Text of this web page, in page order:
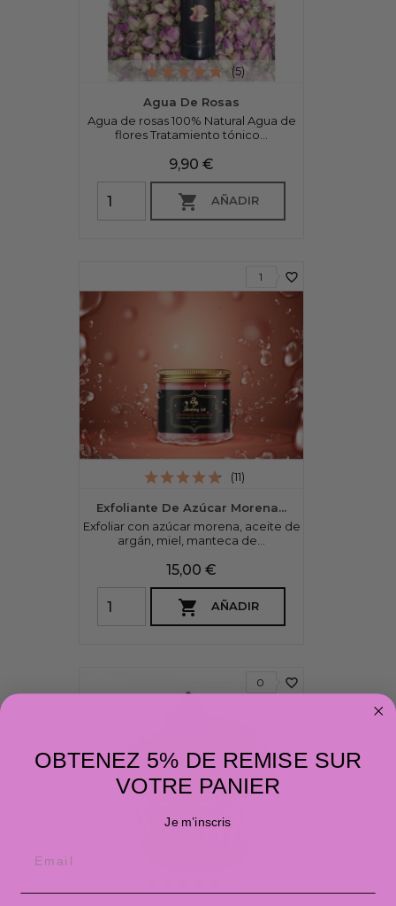
Agua De Rosas
Agua de rosas 100% Natural Agua de
flores Tratamiento tónico...
Precio
9,90 €
 AÑADIR
(5)
Exfoliante De Azúcar Morena...
Exfoliar con azúcar morena, aceite de
argán, miel, manteca de...
Precio
15,00 €
 AÑADIR
favorite_border
1
(11)
favorite_border
0
OBTENEZ 5% DE REMISE SUR
VOTRE PANIER
Je m’inscris